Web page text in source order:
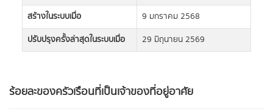
ร้อยละของครัวเรือนที่เป็นเจ้าของที่อยู่อาศัย
สร้างในระบบเมื่อ
9 มกราคม 2568
ปรับปรุงครั้งล่าสุดในระบบเมื่อ
29 มิถุนายน 2569